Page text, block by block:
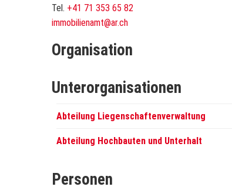
Tel. +41 71 353 65 82
immobilienamt@ar.ch
Organisation
Unterorganisationen
Abteilung Liegenschaftenverwaltung
Abteilung Hochbauten und Unterhalt
Personen